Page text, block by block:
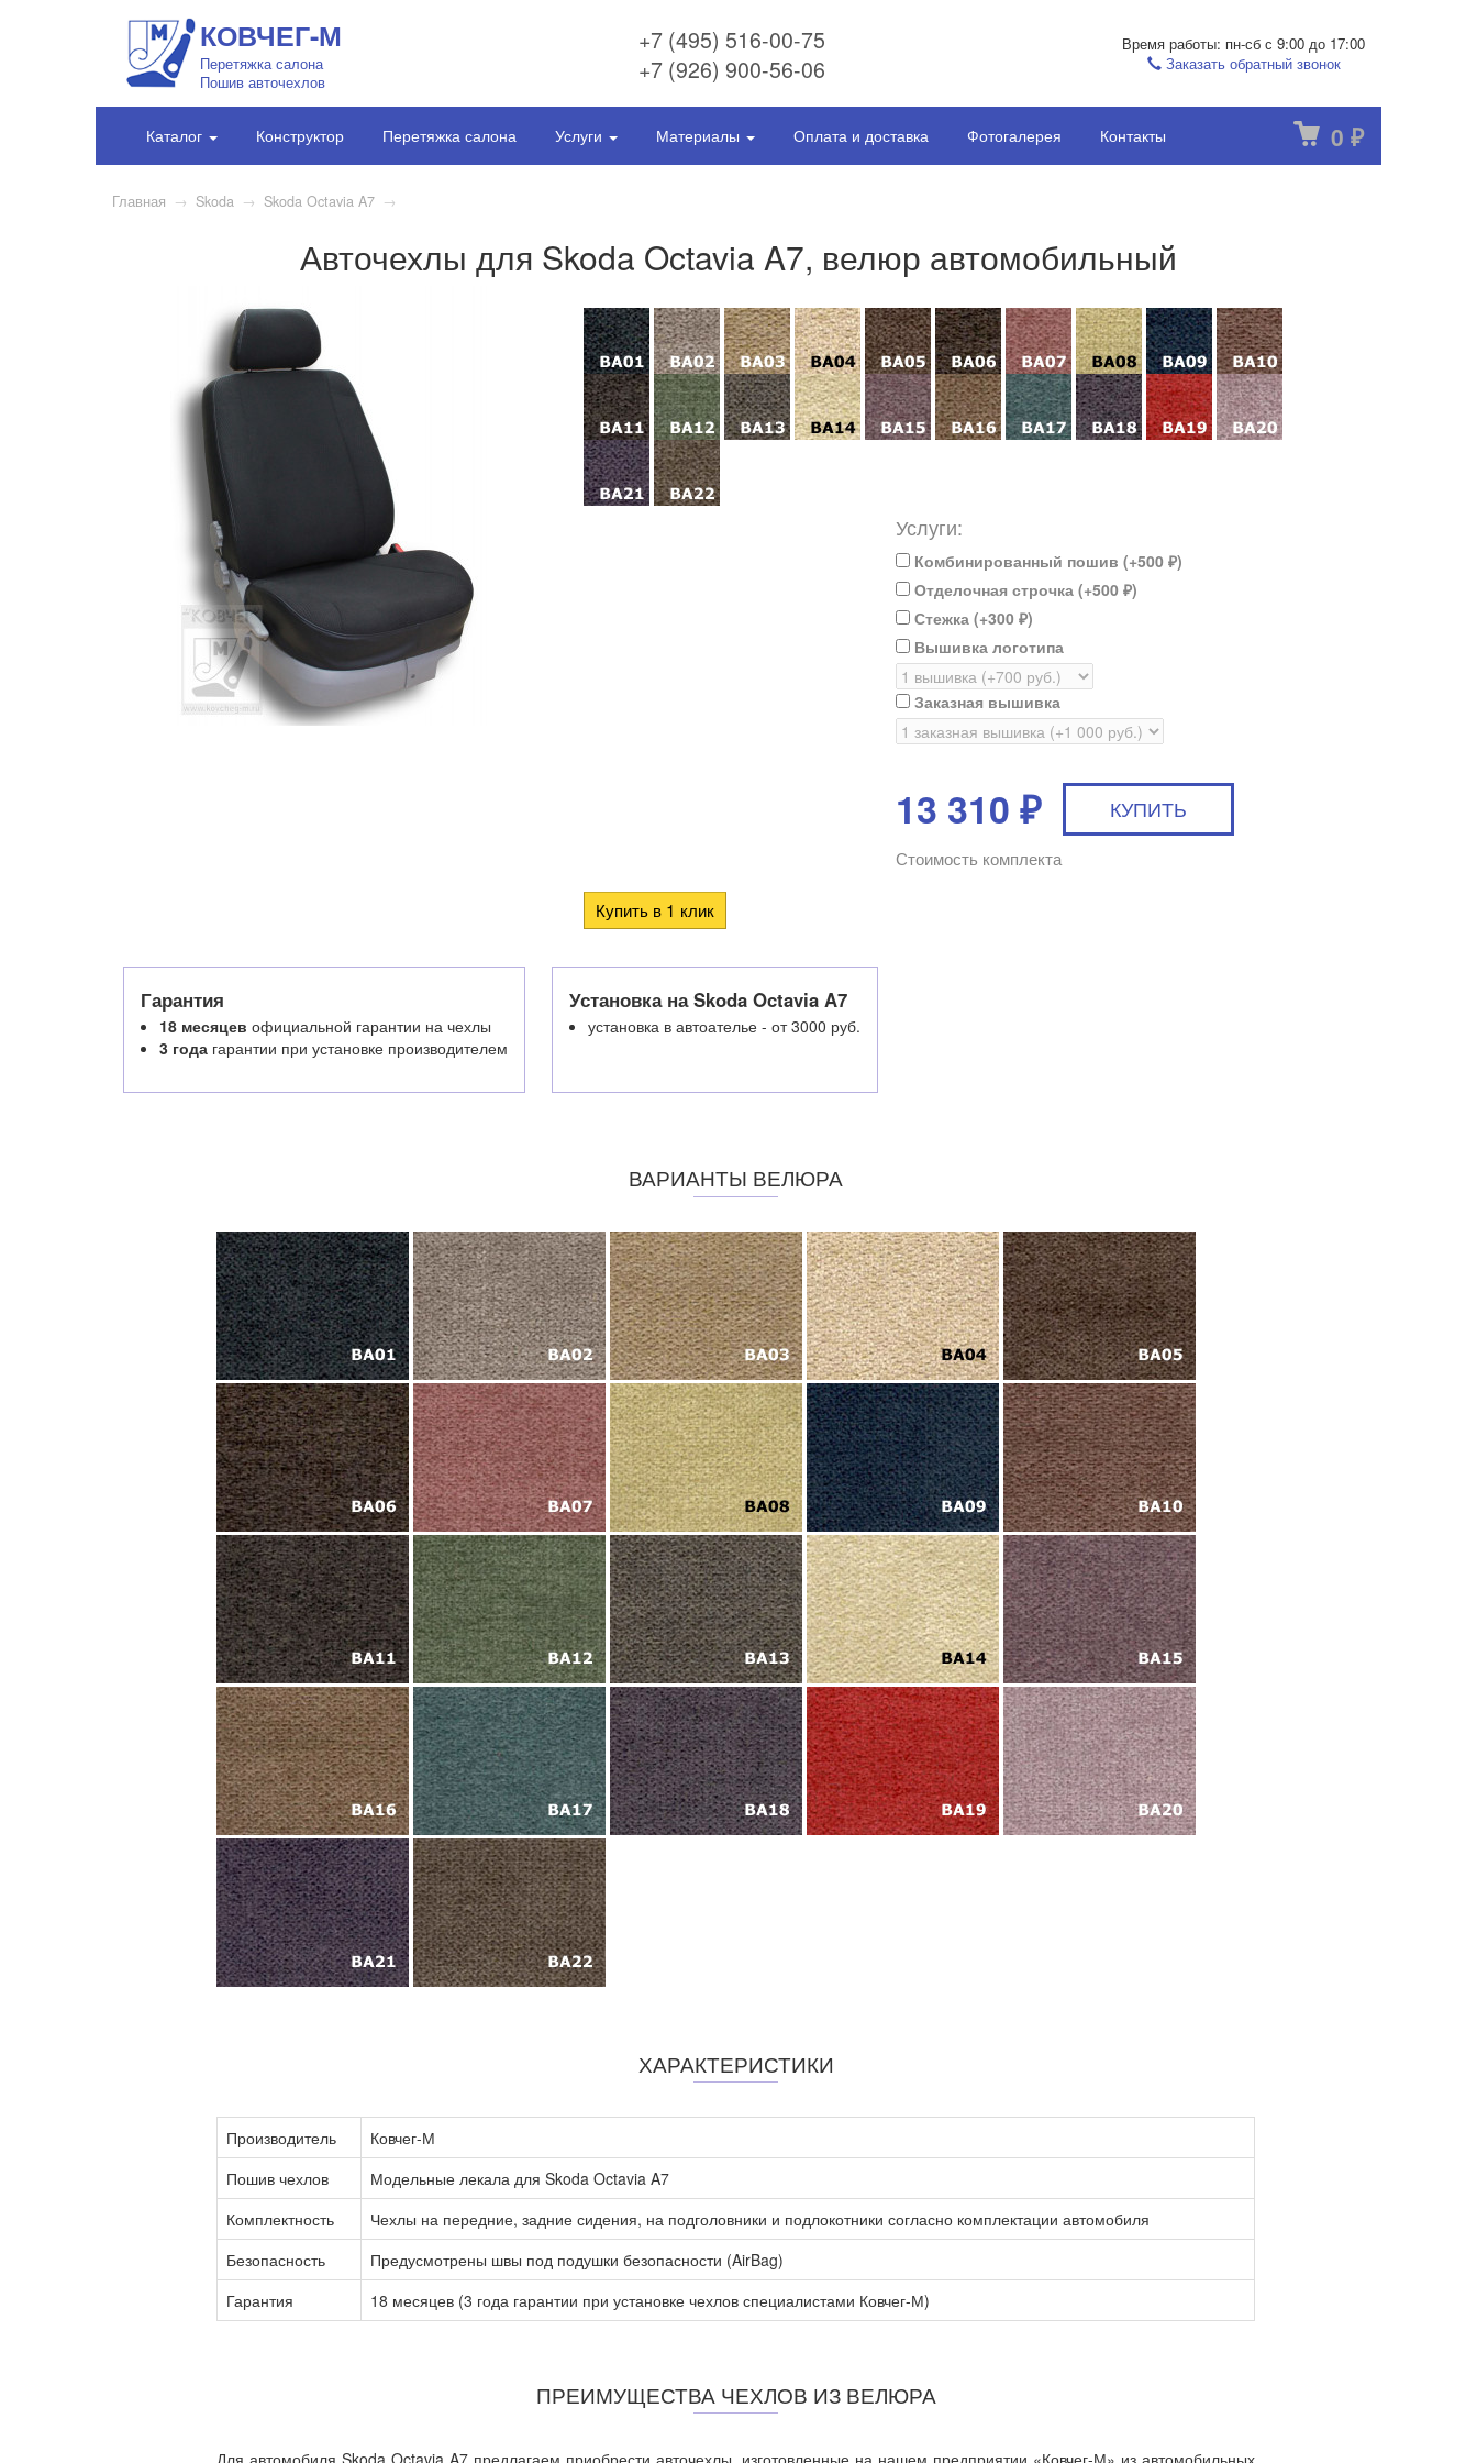
КОВЧЕГ-М
Перетяжка салона
Пошив авточехлов
+7 (495) 516-00-75
+7 (926) 900-56-06
Время работы: пн-сб с 9:00 до 17:00
Заказать обратный звонок
Каталог Конструктор Перетяжка салона Услуги Материалы Оплата и доставка Фотогалерея Контакты 0 ₽
Главная → Skoda → Skoda Octavia A7 →
Авточехлы для Skoda Octavia A7, велюр автомобильный
Услуги:
Комбинированный пошив (+500 ₽)
Отделочная строчка (+500 ₽)
Стежка (+300 ₽)
Вышивка логотипа
Заказная вышивка
13 310 ₽
Стоимость комплекта
Гарантия
18 месяцев официальной гарантии на чехлы
3 года гарантии при установке производителем
Установка на Skoda Octavia A7
установка в автоателье - от 3000 руб.
ВАРИАНТЫ ВЕЛЮРА
ХАРАКТЕРИСТИКИ
Производитель
Ковчег-М
Пошив чехлов
Модельные лекала для Skoda Octavia A7
Комплектность
Чехлы на передние, задние сидения, на подголовники и подлокотники согласно комплектации автомобиля
Безопасность
Предусмотрены швы под подушки безопасности (AirBag)
Гарантия
18 месяцев (3 года гарантии при установке чехлов специалистами Ковчег-М)
ПРЕИМУЩЕСТВА ЧЕХЛОВ ИЗ ВЕЛЮРА
Для автомобиля Skoda Octavia A7 предлагаем приобрести авточехлы, изготовленные на нашем предприятии «Ковчег-М» из автомобильных